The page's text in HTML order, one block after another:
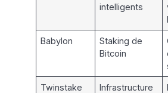
intelligents
Babylon
Staking de
Bitcoin
Twinstake
Infrastructure